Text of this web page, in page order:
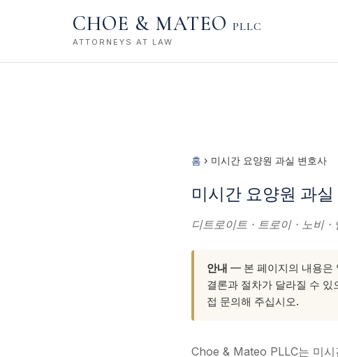
CHOE & MATEO PLLC
ATTORNEYS AT LAW
홈 › 미시간 요양원 과실 변호사
미시간 요양원 과
디트로이트 · 트로이 · 노비
안내 — 본 페이지의 내용은
결론과 절차가 달라질 수
접 문의해 주십시오.
Choe & Mateo PLLC는 미